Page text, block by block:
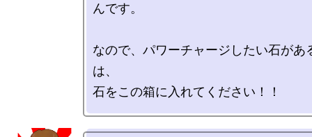
んです。
なので、パワーチャージしたい石があ
は、